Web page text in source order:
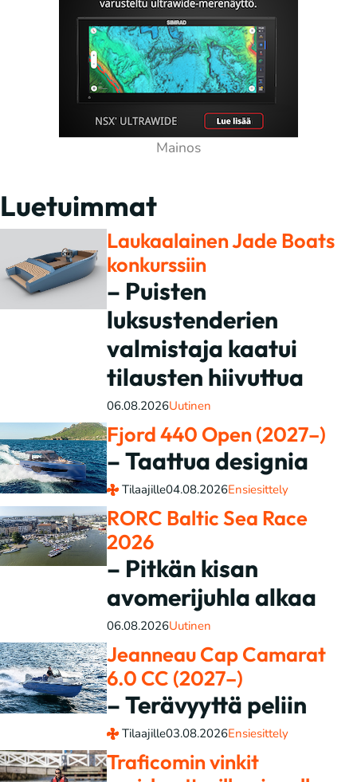
Luetuimmat
Laukaalainen Jade Boats
konkurssiin
– Puisten
luksustenderien
valmistaja kaatui
tilausten hiivuttua
06.08.2026Uutinen
Fjord 440 Open (2027–)
– Taattua designia
Tilaajille04.08.2026Ensiesittely
RORC Baltic Sea Race
2026
– Pitkän kisan
avomerijuhla alkaa
06.08.2026Uutinen
Jeanneau Cap Camarat
6.0 CC (2027–)
– Terävyyttä peliin
Tilaajille03.08.2026Ensiesittely
Traficomin vinkit